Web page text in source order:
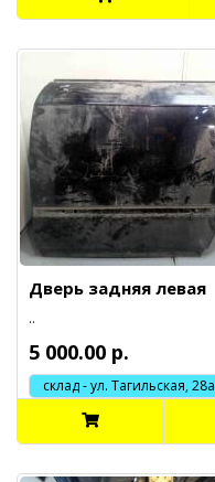
Дверь задняя левая
..
5 000.00 р.
склад - ул. Тагильская, 28а